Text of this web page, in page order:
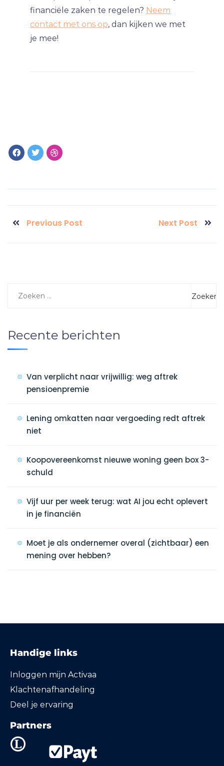
financiële zaken te regelen? Neem
contact met ons op, dan kijken we met
je mee!
Previous Post Next Post
Recente berichten
Van verplicht naar vrijwillig: weg aftrek
pensioenpremie
Lening omkatten naar vergoeding redt aftrek
niet
Koopovereenkomst nieuwe woning geen box 3-
schuld
Vijf uur per week terug: wat AI jou echt oplevert
in je financiën
Moet je als ondernemer overal (zichtbaar) een
mening over hebben?
Handige links
Inloggen mijn Activaa
Klachtenafhandeling
Deel je ervaring
Partners